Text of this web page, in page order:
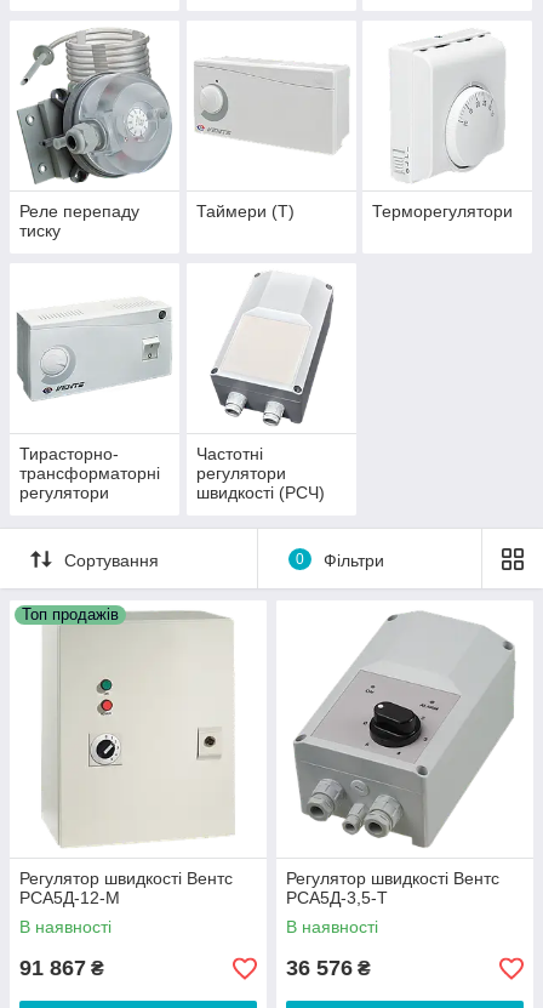
Реле перепаду
тиску
Таймери (Т) Терморегулятори
Тирасторно-
трансформаторні
регулятори
Частотні
регулятори
швидкості (РСЧ)
Сортування 0 Фільтри
Топ продажів
Регулятор швидкості Вентс
РСА5Д-12-М
В наявності
91 867 ₴
Регулятор швидкості Вентс
РСА5Д-3,5-Т
В наявності
36 576 ₴